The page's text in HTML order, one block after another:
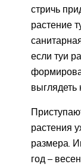
стричь
растение
если туи
растения
размера.
год –